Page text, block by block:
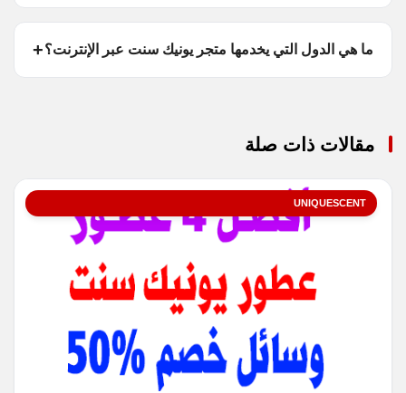
ما هي الدول التي يخدمها متجر يونيك سنت عبر الإنترنت؟
مقالات ذات صلة
UNIQUESCENT